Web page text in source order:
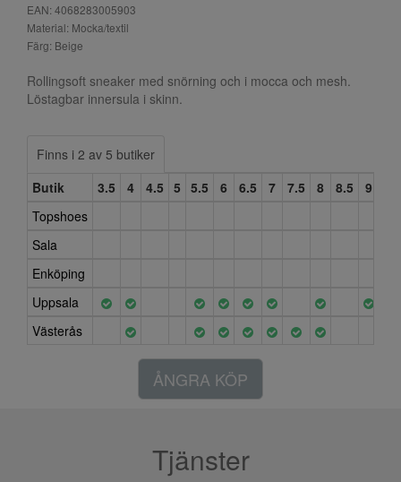
EAN: 4068283005903
Material: Mocka/textil
Färg: Beige
Rollingsoft sneaker med snörning och i mocca och mesh.
Löstagbar innersula i skinn.
Finns i 2 av 5 butiker
Butik
3.5 4 4.5 5 5.5 6 6.5 7 7.5 8 8.5
9
Topshoes
Sala
Enköping
Uppsala
Västerås
ÅNGRA KÖP
Tjänster